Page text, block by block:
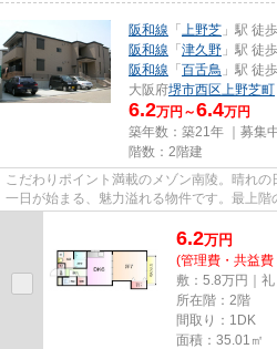
阪和線 「 上野芝 」駅 徒
阪和線 「 津久野 」駅 徒
阪和線 「 百舌鳥 」駅 徒
大阪府堺市西区上野芝町
6.2万円～6.4万円
築年数：築21年 ｜募集
階数：2階建
こだわりポイント満載のメゾン南陵。晴れ
一日が始まる、魅力溢れる物件です。最上
6.2万円
(管理費・共益
敷：5.8万円｜礼
所在階：2階
間取り：1DK
面積：35.01㎡